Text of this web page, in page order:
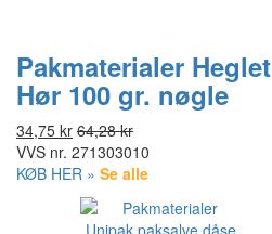
Pakmaterialer Heglet
Hør 100 gr. nøgle
34,75 kr 64,28 kr
VVS nr. 271303010
KØB HER » Se alle